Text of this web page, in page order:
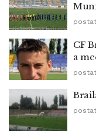
CF
a